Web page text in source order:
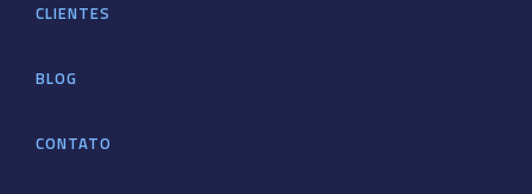
CLIENTES
BLOG
CONTATO